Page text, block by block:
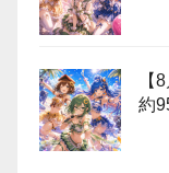
【
約